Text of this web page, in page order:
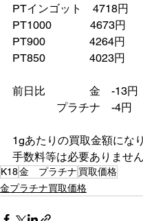
PTインゴット　4718円
PT1000　　　  4673円
PT900　　　　4264円
PT850　　　　4023円
前日比　　　　金　-13円
プラチナ　-4円
1gあたりの買取金額にな
手数料等は必要ありません
K18金 プラチナ 買取価格
金プラチナ買取価格